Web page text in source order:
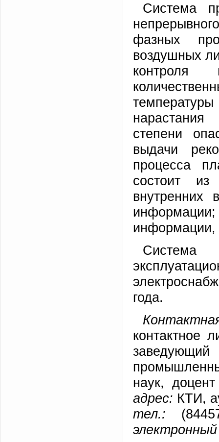
Система
фазных
воздушных
контроля
нарастания
степени
выдачи
процесса
состоит
внутренних
информации;
информации,
Система
года.
наук, доцент
адрес: КТИ,
тел.: